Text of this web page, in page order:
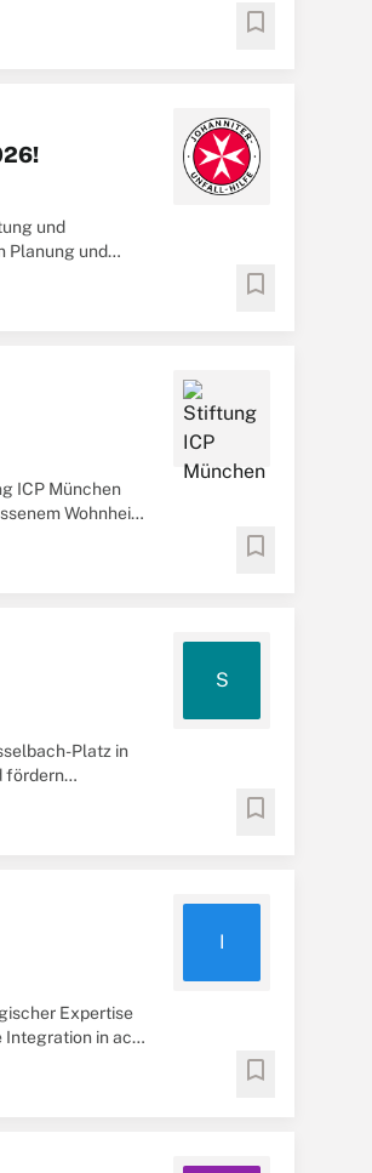
bookmark
und
Planung und
bookmark
ICP München
Wohnheim.
bookmark
S
Platz in
fördern
bookmark
I
Expertise
Integration in acht
bookmark